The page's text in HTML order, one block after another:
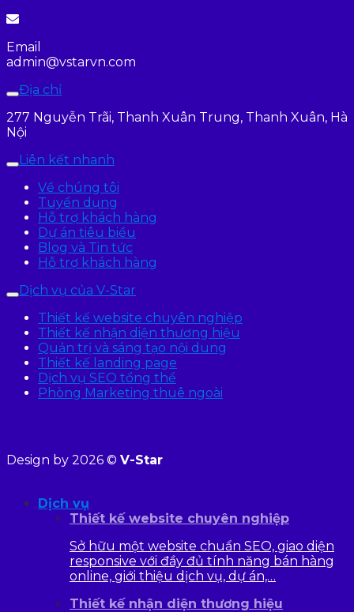
Email
admin@vstarvn.com
Địa chỉ
277 Nguyễn Trãi, Thanh Xuân Trung, Thanh Xuân, Hà
Nội
Liên kết nhanh
Về chúng tôi
Tuyển dụng
Hỗ trợ khách hàng
Dự án tiêu biểu
Blog và Tin tức
Hỗ trợ khách hàng
Dịch vụ của V-Star
Thiết kế website chuyên nghiệp
Thiết kế nhận diện thương hiệu
Quản trị và sáng tạo nội dung
Thiết kế landing page
Dịch vụ SEO tổng thể
Phòng Marketing thuê ngoài
Design by 2026 © V-Star
Dịch vụ
Thiết kế website chuyên nghiệp
Sở hữu một website chuẩn SEO, giao diện
responsive với đầy đủ tính năng bán hàng
online, giới thiệu dịch vụ, dự án,…
Thiết kế nhận diện thương hiệu